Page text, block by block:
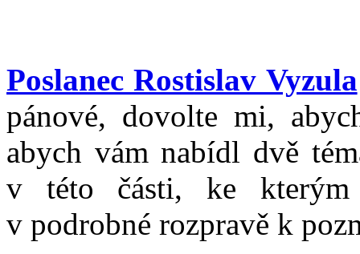
Poslanec Rostislav Vyzula
pánové, dovolte mi,
abych vám nabídl dvě
v této části, ke
v podrobné rozpravě k